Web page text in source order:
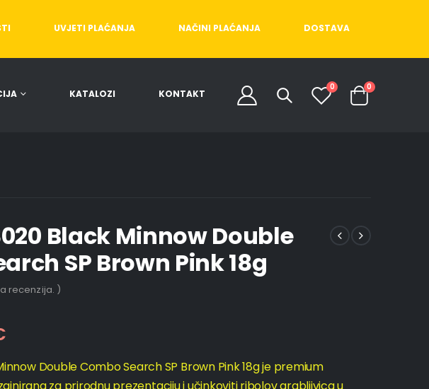
UVJETI PLAĆANJA NAČINI PLAĆANJA DOSTAVA
KATALOZI KONTAKT
0 0
Black Minnow Double
SP Brown Pink 18g
recenzija. )
Double Combo Search SP Brown Pink 18gje premium
za prirodnu prezentaciju i učinkoviti ribolov grabljivica u